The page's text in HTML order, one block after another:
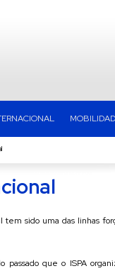
sido uma das linhas
que o ISPA